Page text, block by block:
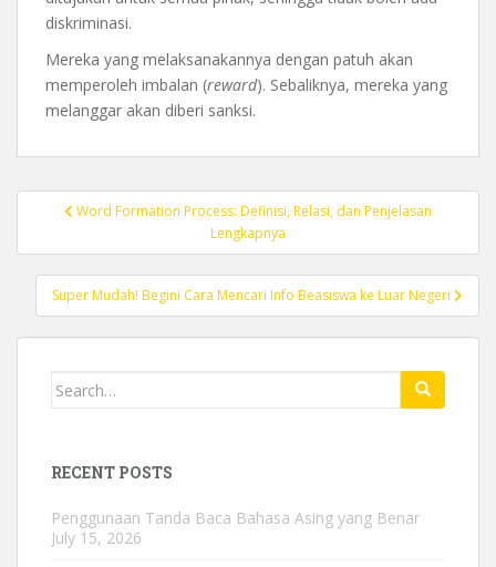
diskriminasi.
Mereka yang melaksanakannya dengan patuh akan
memperoleh imbalan (reward). Sebaliknya, mereka yang
melanggar akan diberi sanksi.
Post Word Formation Process: Definisi, Relasi, dan Penjelasan
Lengkapnya
Super Mudah! Begini Cara Mencari Info Beasiswa ke Luar Negeri
Search
RECENT POSTS
Penggunaan Tanda Baca Bahasa Asing yang Benar
July 15, 2026